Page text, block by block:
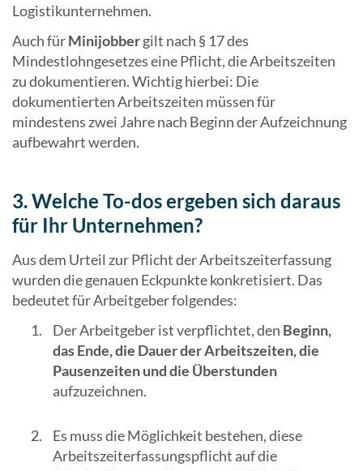
Logistikunternehmen.
Auch fürMinijobbergilt nach § 17 des
Mindestlohngesetzes eine Pflicht, die Arbeitszeiten
zu dokumentieren. Wichtig hierbei: Die
dokumentierten Arbeitszeiten müssen für
mindestens zwei Jahre nach Beginn der Aufzeichnung
aufbewahrt werden.
3. Welche To-dos ergeben sich daraus
für Ihr Unternehmen?
Aus dem Urteil zur Pflicht der Arbeitszeiterfassung
wurden die genauen Eckpunkte konkretisiert. Das
bedeutet für Arbeitgeber folgendes:
Der Arbeitgeber ist verpflichtet, den Beginn,
das Ende, die Dauer der Arbeitszeiten, die
Pausenzeiten und die Überstunden
aufzuzeichnen.
Es muss die Möglichkeit bestehen, diese
Arbeitszeiterfassungspflicht auf die